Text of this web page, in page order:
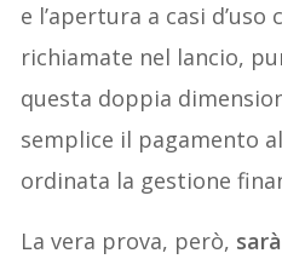
e l’apertura a casi
richiamate nel lancio,
questa doppia
semplice il pagamento
ordinata la gestione
La vera prova, però,